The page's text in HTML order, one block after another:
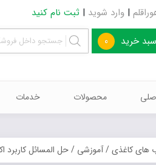
| وارد شوید | ثبت نام کنید
سبد خرید 0
محصولات خدمات
های کاغذی/آموزشی / حل المسائل